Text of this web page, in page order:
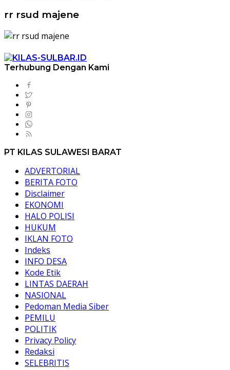
rr rsud majene
Terhubung Dengan Kami
PT KILAS SULAWESI BARAT
ADVERTORIAL
BERITA FOTO
Disclaimer
EKONOMI
HALO POLISI
HUKUM
IKLAN FOTO
Indeks
INFO DESA
Kode Etik
LINTAS DAERAH
NASIONAL
Pedoman Media Siber
PEMILU
POLITIK
Privacy Policy
Redaksi
SELEBRITIS